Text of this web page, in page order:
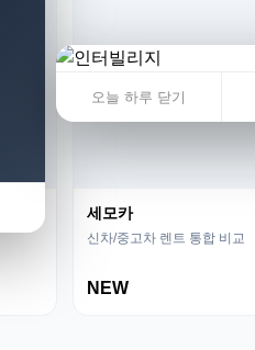
세모카
신차/중고차 렌트 통합 비교
NEW
오늘 하루 닫기